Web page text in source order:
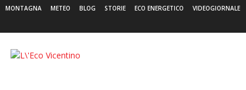
MONTAGNA METEO BLOG STORIE ECO ENERGETICO VIDEOGIORNALE
L'Eco